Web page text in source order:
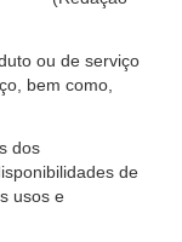
ou de serviço
bem como,
dos
de
usos e